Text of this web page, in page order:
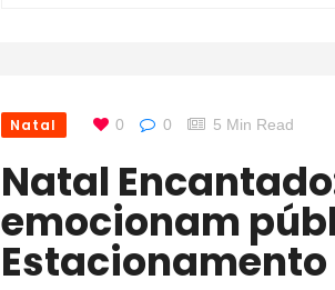
Natal 0 0 5 Min Read
Natal Encantado: Balé e corais infantis
emocionam